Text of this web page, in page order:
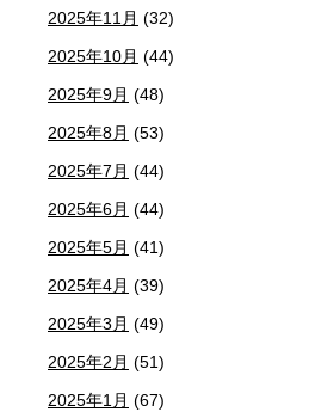
2025年11月 (32)
2025年10月 (44)
2025年9月 (48)
2025年8月 (53)
2025年7月 (44)
2025年6月 (44)
2025年5月 (41)
2025年4月 (39)
2025年3月 (49)
2025年2月 (51)
2025年1月 (67)